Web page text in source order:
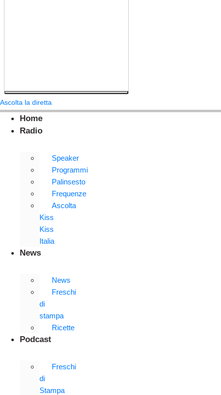
Ascolta la diretta
Home
Radio
Speaker
Programmi
Palinsesto
Frequenze
Ascolta
Kiss
Kiss
Italia
News
News
Freschi
di
stampa
Ricette
Podcast
Freschi
di
Stampa